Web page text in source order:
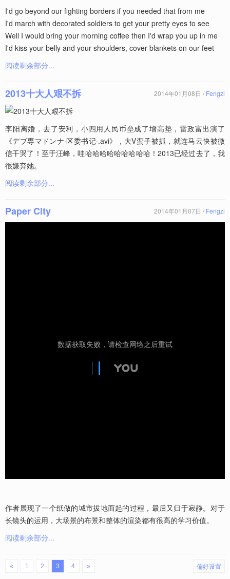
I'd go beyond our fighting borders if you needed that from me
I'd march with decorated soldiers to get your pretty eyes to see
Well I would bring your morning coffee then I'd wrap you up in me
I'd kiss your belly and your shoulders, cover blankets on our feet
阅读剩余部分...
2013十大人艰不拆 2014年01月08日 / Fengzi
李阳离婚，去了安利，小四用人民币垒成了增高垫，雷政富出演了
《デブ専マドンナ·区委书记·.avi》，大V蛮子被抓，就连马云快被微
信干哭了！至于汪峰，哇哈哈哈哈哈哈哈哈哈！2013已经过去了，我
很嫌弃她。
阅读剩余部分...
Paper City 2014年01月07日 / Fengzi
作者展现了一个纸做的城市拔地而起的过程，最后又归于寂静。对于
长镜头的运用，大场景的布景和整体的渲染都有很高的学习价值。
阅读剩余部分...
« 1 2 3 4 » 偏好设置